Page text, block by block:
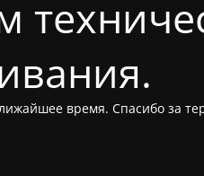
время. Спасибо за